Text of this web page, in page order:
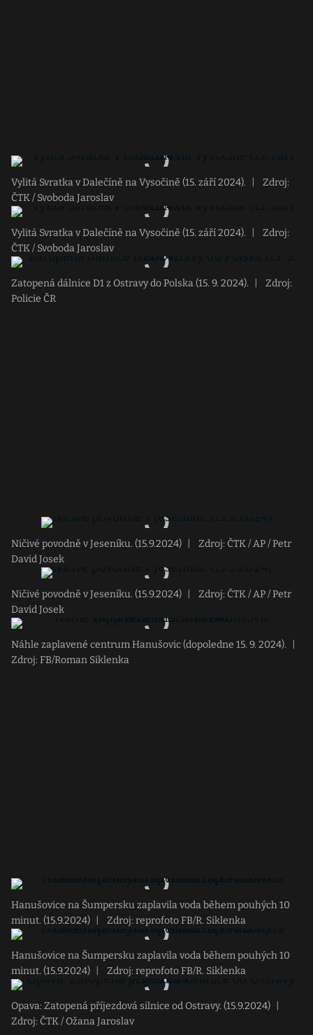
Vylitá Svratka v Dalečíně na Vysočině (15. září 2024).
Zdroj:
ČTK / Svoboda Jaroslav
Vylitá Svratka v Dalečíně na Vysočině (15. září 2024).
Zdroj:
ČTK / Svoboda Jaroslav
Zatopená dálnice D1 z Ostravy do Polska (15. 9. 2024).
Zdroj:
Policie ČR
Ničivé povodně v Jeseníku. (15.9.2024)
Zdroj: ČTK / AP / Petr
David Josek
Ničivé povodně v Jeseníku. (15.9.2024)
Zdroj: ČTK / AP / Petr
David Josek
Náhle zaplavené centrum Hanušovic (dopoledne 15. 9. 2024).
Zdroj: FB/Roman Siklenka
Hanušovice na Šumpersku zaplavila voda během pouhých 10
minut. (15.9.2024)
Zdroj: reprofoto FB/R. Siklenka
Hanušovice na Šumpersku zaplavila voda během pouhých 10
minut. (15.9.2024)
Zdroj: reprofoto FB/R. Siklenka
Opava: Zatopená příjezdová silnice od Ostravy. (15.9.2024)
Zdroj: ČTK / Ožana Jaroslav